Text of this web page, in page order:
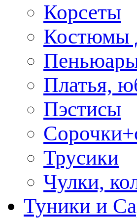
Корсеты
Костюмы
Платья,
Пэстисы
Трусики
Чулки,
Туники и